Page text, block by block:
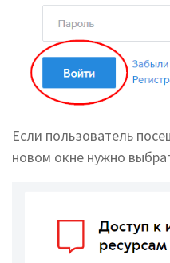
Если пользователь
новом окне нужно